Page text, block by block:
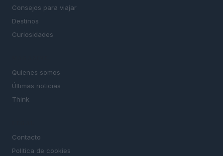
Consejos para viajar
Destinos
Curiosidades
Quienes somos
Últimas noticias
Think
Contacto
Politica de cookies